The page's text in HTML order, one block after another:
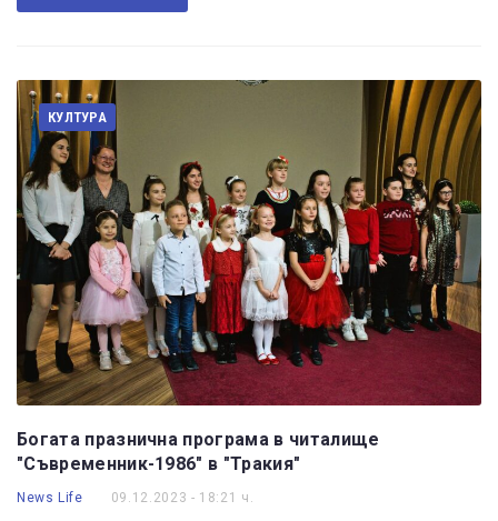
КУЛТУРА
Богата празнична програма в читалище
"Съвременник-1986" в "Тракия"
News Life 09.12.2023 - 18:21 ч.